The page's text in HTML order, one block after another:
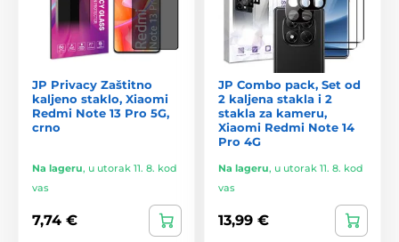
JP Privacy Zaštitno
kaljeno staklo, Xiaomi
Redmi Note 13 Pro 5G,
crno
Na lageru, u utorak 11. 8. kod
vas
7,74 €
JP Combo pack, Set od
2 kaljena stakla i 2
stakla za kameru,
Xiaomi Redmi Note 14
Pro 4G
Na lageru, u utorak 11. 8. kod
vas
13,99 €